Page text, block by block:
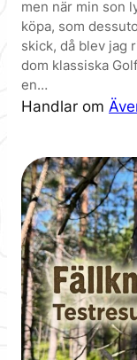
men när min son
köpa, som
skick, då blev jag
dom klassiska
en…
Handlar om